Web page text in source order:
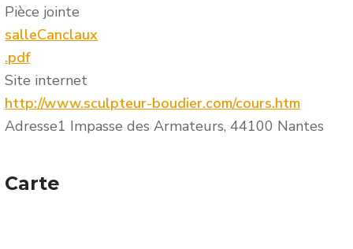
Pièce jointe
salleCanclaux
.pdf
Site internet
http://www.sculpteur-boudier.com/cours.htm
Adresse1 Impasse des Armateurs, 44100 Nantes
Carte